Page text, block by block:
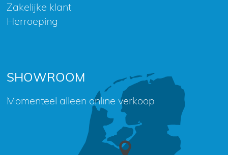
Zakelijke klant
Herroeping
SHOWROOM
Momenteel alleen online verkoop